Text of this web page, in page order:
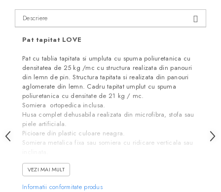
Descriere
Pat tapitat LOVE
Pat cu tablia tapitata si umpluta cu spuma poliuretanica cu
densitatea de 25 kg /mc cu structura realizata din panouri
din lemn de pin. Structura tapitata si realizata din panouri
aglomerate din lemn. Cadru tapitat umplut cu spuma
poliuretanica cu densitate de 21 kg / mc.
Somiera ortopedica inclusa.
Husa complet dehusabila realizata din microfibra, stofa sau
piele artificiala.
Picioare din plastic culoare neagra.
Somiera metalica fixa sau somiera cu ridicare verticala sau
Patul nu include saltea.
VEZI MAI MULT
Informatii conformitate produs